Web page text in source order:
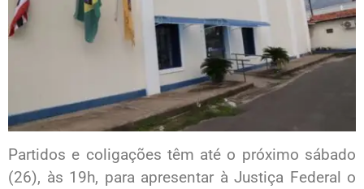
Partidos e coligações têm até o próximo sábado
(26), às 19h, para apresentar à Justiça Federal o